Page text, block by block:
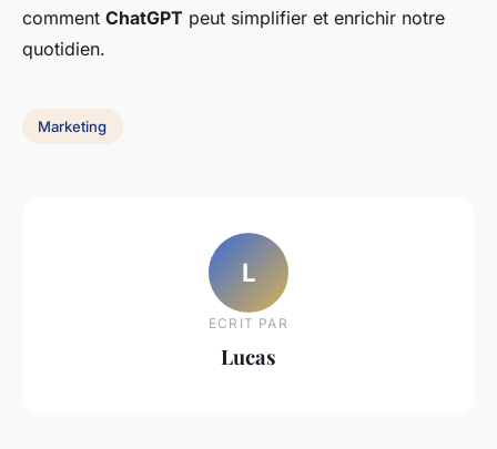
comment ChatGPT peut simplifier et enrichir notre
quotidien.
Marketing
L
ECRIT PAR
Lucas